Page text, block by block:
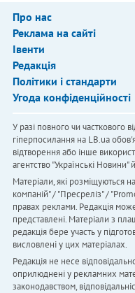
Про нас
Реклама на сайті
Івенти
Редакція
Політики і стандарти
Угода конфіденційності
У разі повного чи часткового
гіперпосилання на LB.ua
відтворення або інше
агентство "Українськi Новини"
Матеріали, які розміщуються
компаній" / "Пресреліз" /
правах реклами. Редакція
представлені. Матеріали з
редакція бере участь у
висловлені у цих матеріалах.
Редакція не несе
оприлюднені у рекламних
законодавством,